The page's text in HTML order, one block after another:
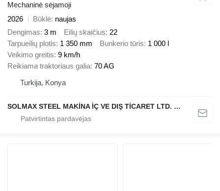
Mechaninė sėjamoji
2026
Būklė naujas
Dengimas 3 m Eilių skaičius 22
Tarpueilių plotis 1 350 mm Bunkerio tūris 1 000 l
Veikimo greitis 9 km/h
Reikiama traktoriaus galia 70 AG
Turkija, Konya
SOLMAX STEEL MAKİNA İÇ VE DIŞ TİCARET LTD. ŞTİ.